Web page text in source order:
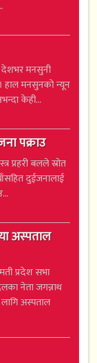
देशभर मनसुनी
हाल मनसुनको न्यून
केही...
पक्राउ
प्रहरी बलले स्रोत
दुईजनालाई
अस्पताल
प्रदेश सभा
नेता जगन्नाथ
अस्पताल